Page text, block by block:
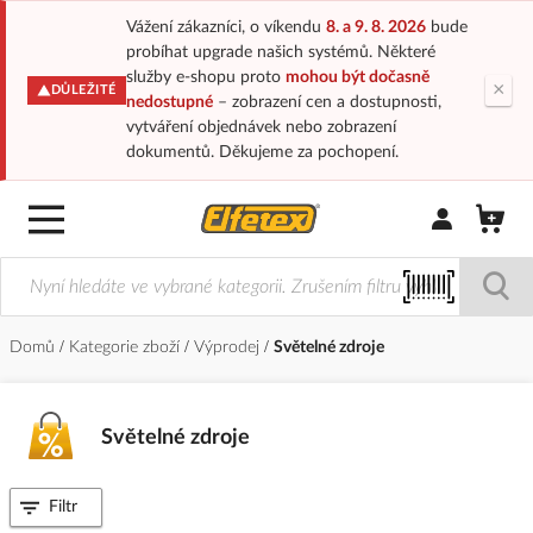
DŮLEŽITÉ
Vážení zákazníci, o víkendu 8. a 9. 8. 2026bude
probíhat upgrade našich systémů. Některé
služby e-shopu proto mohou být dočasně
nedostupné– zobrazení cen a dostupnosti,
vytváření objednávek nebo zobrazení
dokumentů. Děkujeme za pochopení.
×
Přihlásit/
Domů Kategorie zboží Výprodej Světelné zdroje
Světelné zdroje
Filtr